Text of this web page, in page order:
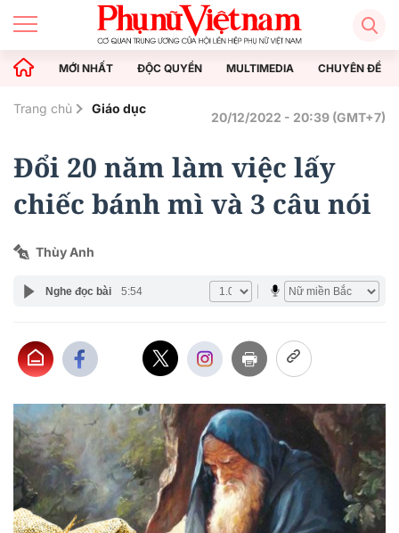
MỚI NHẤT ĐỘC QUYỀN MULTIMEDIA CHUYÊN ĐỀ
Trang chủ Giáo dục
20/12/2022 - 20:39 (GMT+7)
Đổi 20 năm làm việc lấy
chiếc bánh mì và 3 câu nói
Thùy Anh
Nghe đọc bài 5:54